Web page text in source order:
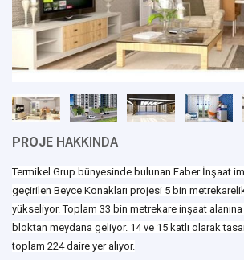
PROJE HAKKINDA
Termikel Grup bünyesinde bulunan Faber İnşaat
geçirilen Beyce Konakları projesi 5 bin
yükseliyor. Toplam 33 bin metrekare inşaat
bloktan meydana geliyor. 14 ve 15 katlı olarak
toplam 224 daire yer alıyor.